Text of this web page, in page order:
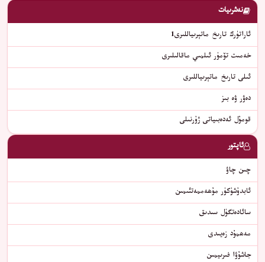
نەشرىيات
ئاراتۈرك تارىخ ماتېرىياللىرى1
خەمىت تۆمۈر ئىلمىي ماقالىلىرى
ئىلى تارىخ ماتېرىياللىرى
دەۋر ۋە بىز
قومۇل ئەدەبىياتى ژۇرنىلى
ئاپتور
چىن چاۋ
ﺋﺎﺑﺪﯗﺷﯜﻛﯜﺭ ﻣﯘﮬﻪﻣﻤﻪﺗﺌﯩﻤﯩﻦ
سائادەتگۈل سىدىق
مەھمۇد زەيىدى
جاشۇۋا فىرىيمىن